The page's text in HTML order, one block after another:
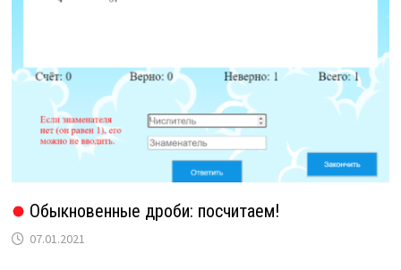
Обыкновенные дроби: посчитаем!
07.01.2021